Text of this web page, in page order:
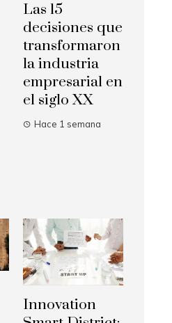
Las 15
decisiones que
transformaron
la industria
empresarial en
el siglo XX
Hace 1 semana
Innovation